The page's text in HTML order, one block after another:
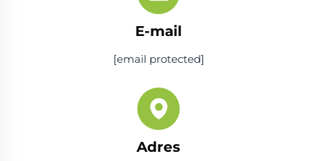
E-mail
[email protected]
Adres